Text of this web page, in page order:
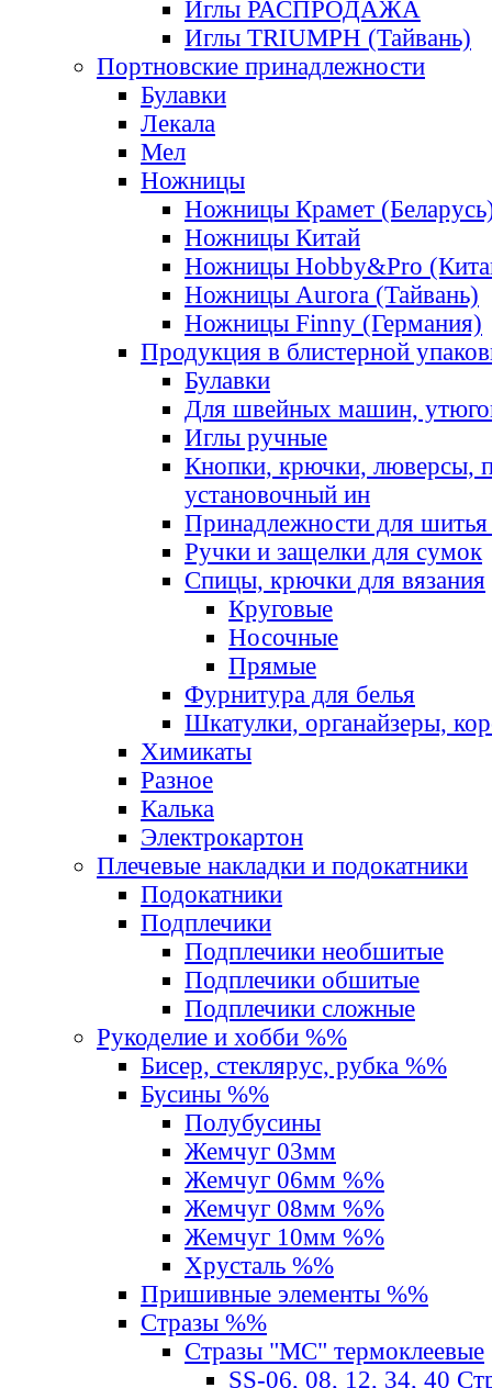
Иглы РАСПРОДАЖА
Иглы TRIUMPH (Тайвань)
Портновские принадлежности
Булавки
Лекала
Мел
Ножницы
Ножницы Крамет
Ножницы Китай
Ножницы Hobby&Pro
Ножницы Aurora (Тайвань)
Ножницы Finny (Германия)
Продукция в блистерной
Булавки
Для швейных машин,
Иглы ручные
Кнопки, крючки, люверсы,
установочный ин
Принадлежности для шитья
Ручки и защелки для сумок
Спицы, крючки для вязания
Круговые
Носочные
Прямые
Фурнитура для белья
Шкатулки, органайзеры,
Химикаты
Разное
Калька
Электрокартон
Плечевые накладки и подокатники
Подокатники
Подплечики
Подплечики необшитые
Подплечики обшитые
Подплечики сложные
Рукоделие и хобби %%
Бисер, стеклярус, рубка %%
Бусины %%
Полубусины
Жемчуг 03мм
Жемчуг 06мм %%
Жемчуг 08мм %%
Жемчуг 10мм %%
Хрусталь %%
Пришивные элементы %%
Стразы %%
Стразы "MС" термоклеевые
SS-06, 08, 12, 34, 40